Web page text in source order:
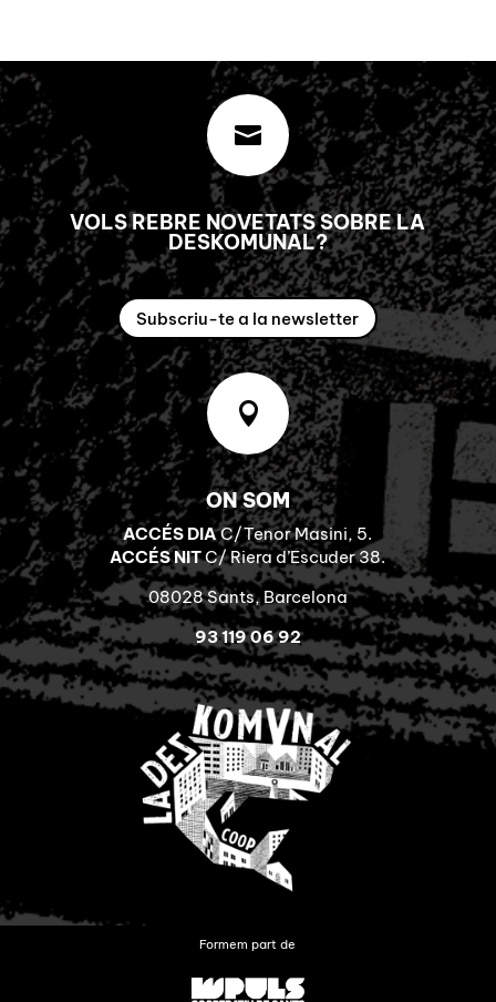

VOLS REBRE NOVETATS SOBRE LA
DESKOMUNAL?
Subscriu-te a la newsletter

ON SOM
ACCÉS DIAC/Tenor Masini, 5.
ACCÉS NITC/ Riera d’Escuder 38.
08028 Sants, Barcelona
93 119 06 92
Formem part de